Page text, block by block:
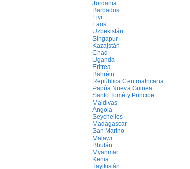
Jordania
Barbados
Fiyi
Laos
Uzbekistán
Singapur
Kazajstán
Chad
Uganda
Eritrea
Bahréin
República Centroafricana
Papúa Nueva Guinea
Santo Tomé y Príncipe
Maldivas
Angola
Seychelles
Madagascar
San Marino
Malawi
Bhután
Myanmar
Kenia
Tayikistán